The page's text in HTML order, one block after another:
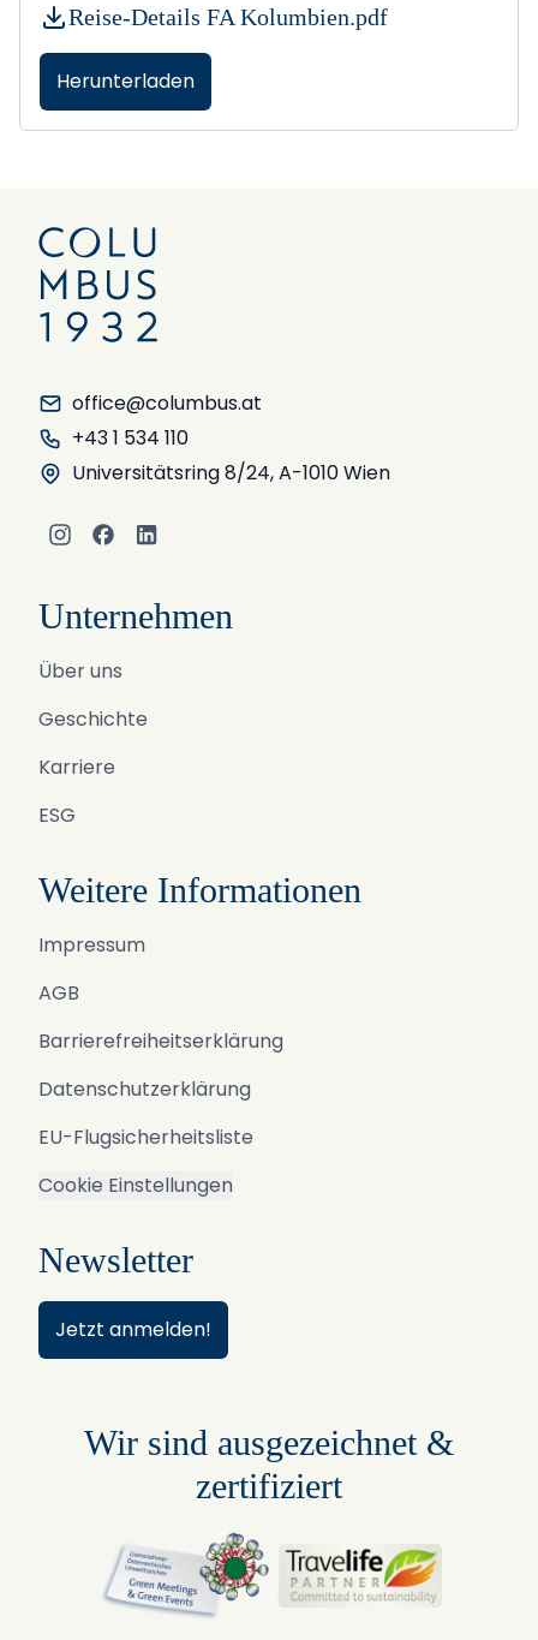
Reise-Details FA Kolumbien.pdf
Herunterladen
office@columbus.at
+43 1 534 110
Universitätsring 8/24, A-1010 Wien
Instagram
Facebook
LinkedIn
Unternehmen
Über uns
Geschichte
Karriere
ESG
Weitere Informationen
Impressum
AGB
Barrierefreiheitserklärung
Datenschutzerklärung
EU-Flugsicherheitsliste
Cookie Einstellungen
Newsletter
Jetzt anmelden!
Wir sind ausgezeichnet &
zertifiziert